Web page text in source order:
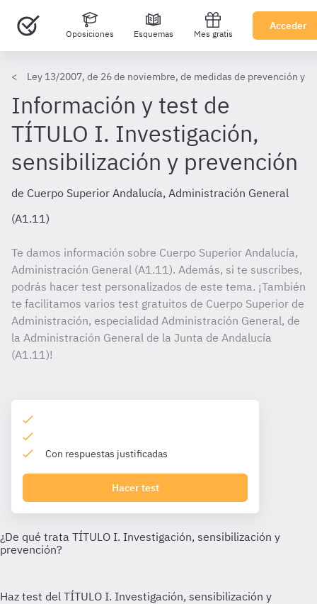
Oposiciones Esquemas Mes gratis
Acceder
Ley 13/2007, de 26 de noviembre, de medidas de prevención y
Información y test de
TÍTULO I. Investigación,
sensibilización y prevención
de Cuerpo Superior Andalucía, Administración General
(A1.11)
Te damos información sobre Cuerpo Superior Andalucía,
Administración General (A1.11). Además, si te suscribes,
podrás hacer test personalizados de este tema. ¡También
te facilitamos varios test gratuitos de Cuerpo Superior de
Administración, especialidad Administración General, de
la Administración General de la Junta de Andalucía
(A1.11)!
Con respuestas justificadas
Hacer test